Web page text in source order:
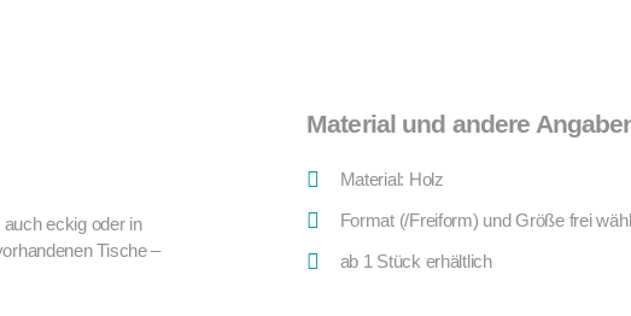
eckig oder in
Tische –
Material und andere
Material: Holz
Format (/Freiform) und Größe frei
ab 1 Stück erhältlich